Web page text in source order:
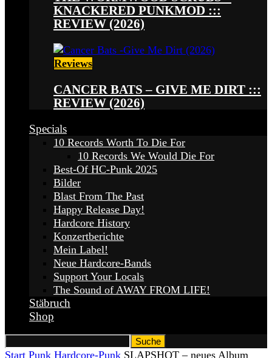
KNACKERED PUNKMOD :::
REVIEW (2026)
Reviews
CANCER BATS – GIVE ME DIRT :::
REVIEW (2026)
Specials
10 Records Worth To Die For
10 Records We Would Die For
Best-Of HC-Punk 2025
Bilder
Blast From The Past
Happy Release Day!
Hardcore History
Konzertberichte
Mein Label!
Neue Hardcore-Bands
Support Your Locals
The Sound of AWAY FROM LIFE!
Stäbruch
Shop
Start Punk Hardcore-Punk SLAPSHOT – neues Album